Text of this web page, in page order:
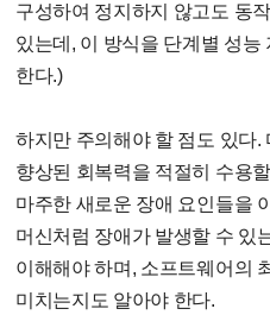
구성하여 정지하지 않고도 동
있는데, 이 방식을 단계별 성능
한다.)
하지만 주의해야 할 점도 있다.
향상된 회복력을 적절히 수용
마주한 새로운 장애 요인들을
머신처럼 장애가 발생할 수 있
이해해야 하며, 소프트웨어의
미치는지도 알아야 한다.